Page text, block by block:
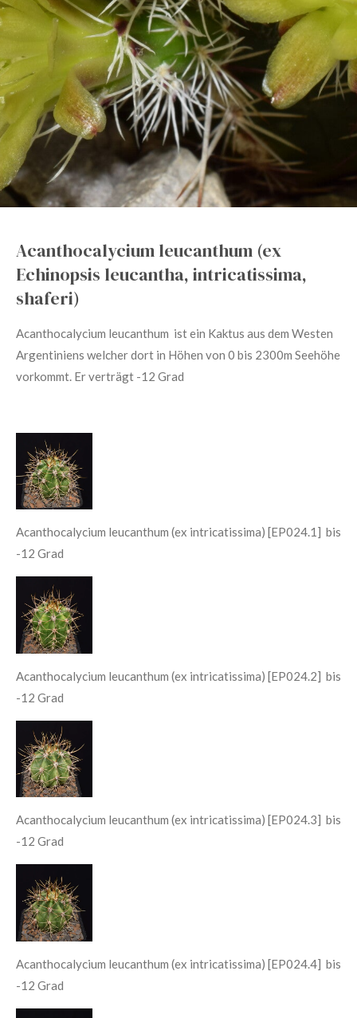
Acanthocalycium leucanthum (ex
Echinopsis leucantha, intricatissima,
shaferi)
Acanthocalycium leucanthum ist ein Kaktus aus dem Westen
Argentiniens welcher dort in Höhen von 0 bis 2300m Seehöhe
vorkommt. Er verträgt -12 Grad
Acanthocalycium leucanthum (ex intricatissima) [EP024.1] bis
-12 Grad
Acanthocalycium leucanthum (ex intricatissima) [EP024.2] bis
-12 Grad
Acanthocalycium leucanthum (ex intricatissima) [EP024.3] bis
-12 Grad
Acanthocalycium leucanthum (ex intricatissima) [EP024.4] bis
-12 Grad